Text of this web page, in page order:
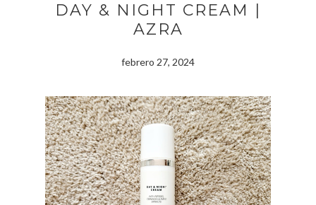
DAY & NIGHT CREAM |
AZRA
febrero 27, 2024